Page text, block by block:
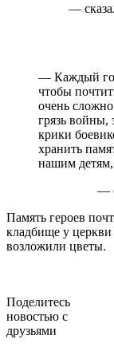
—
— Каждый
чтобы
очень
грязь войны,
крики
хранить
нашим детям,
—
Память героев
кладбище у
возложили цветы.
Поделитесь
новостью с
друзьями